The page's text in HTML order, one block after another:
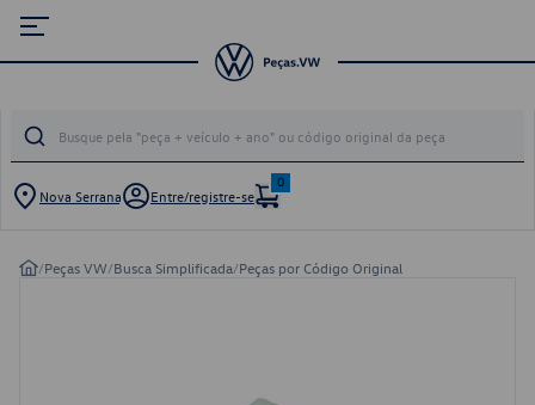
Nova Serrana Entre/registre-se
0
/Peças VW/Busca Simplificada/Peças por Código Original